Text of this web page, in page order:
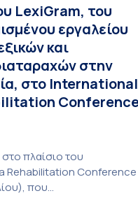
LexiGram, του
εργαλείου
και
στην
στο International
στο πλαίσιο του
Rehabilitation Conference
που